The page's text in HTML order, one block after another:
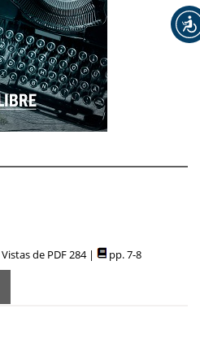
Vistas de PDF 284 | pp. 7-8